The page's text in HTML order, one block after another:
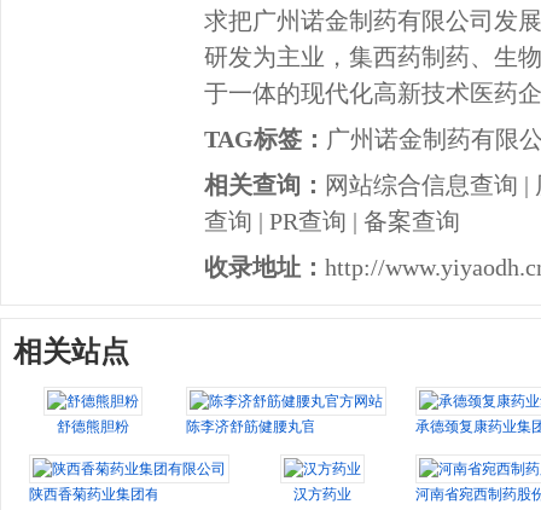
求把广州诺金制药有限公司发
研发为主业，集西药制药、生
于一体的现代化高新技术医药
TAG标签： 广州诺金制药有限
相关查询： 网站综合信息查询 |
查询 | PR查询 | 备案查询
收录地址： http://
相关站点
舒德熊胆粉 陈李济舒筋健腰丸官方网站 承德颈复康药业集
陕西香菊药业集团有限公司 汉方药业 河南省宛西制药股